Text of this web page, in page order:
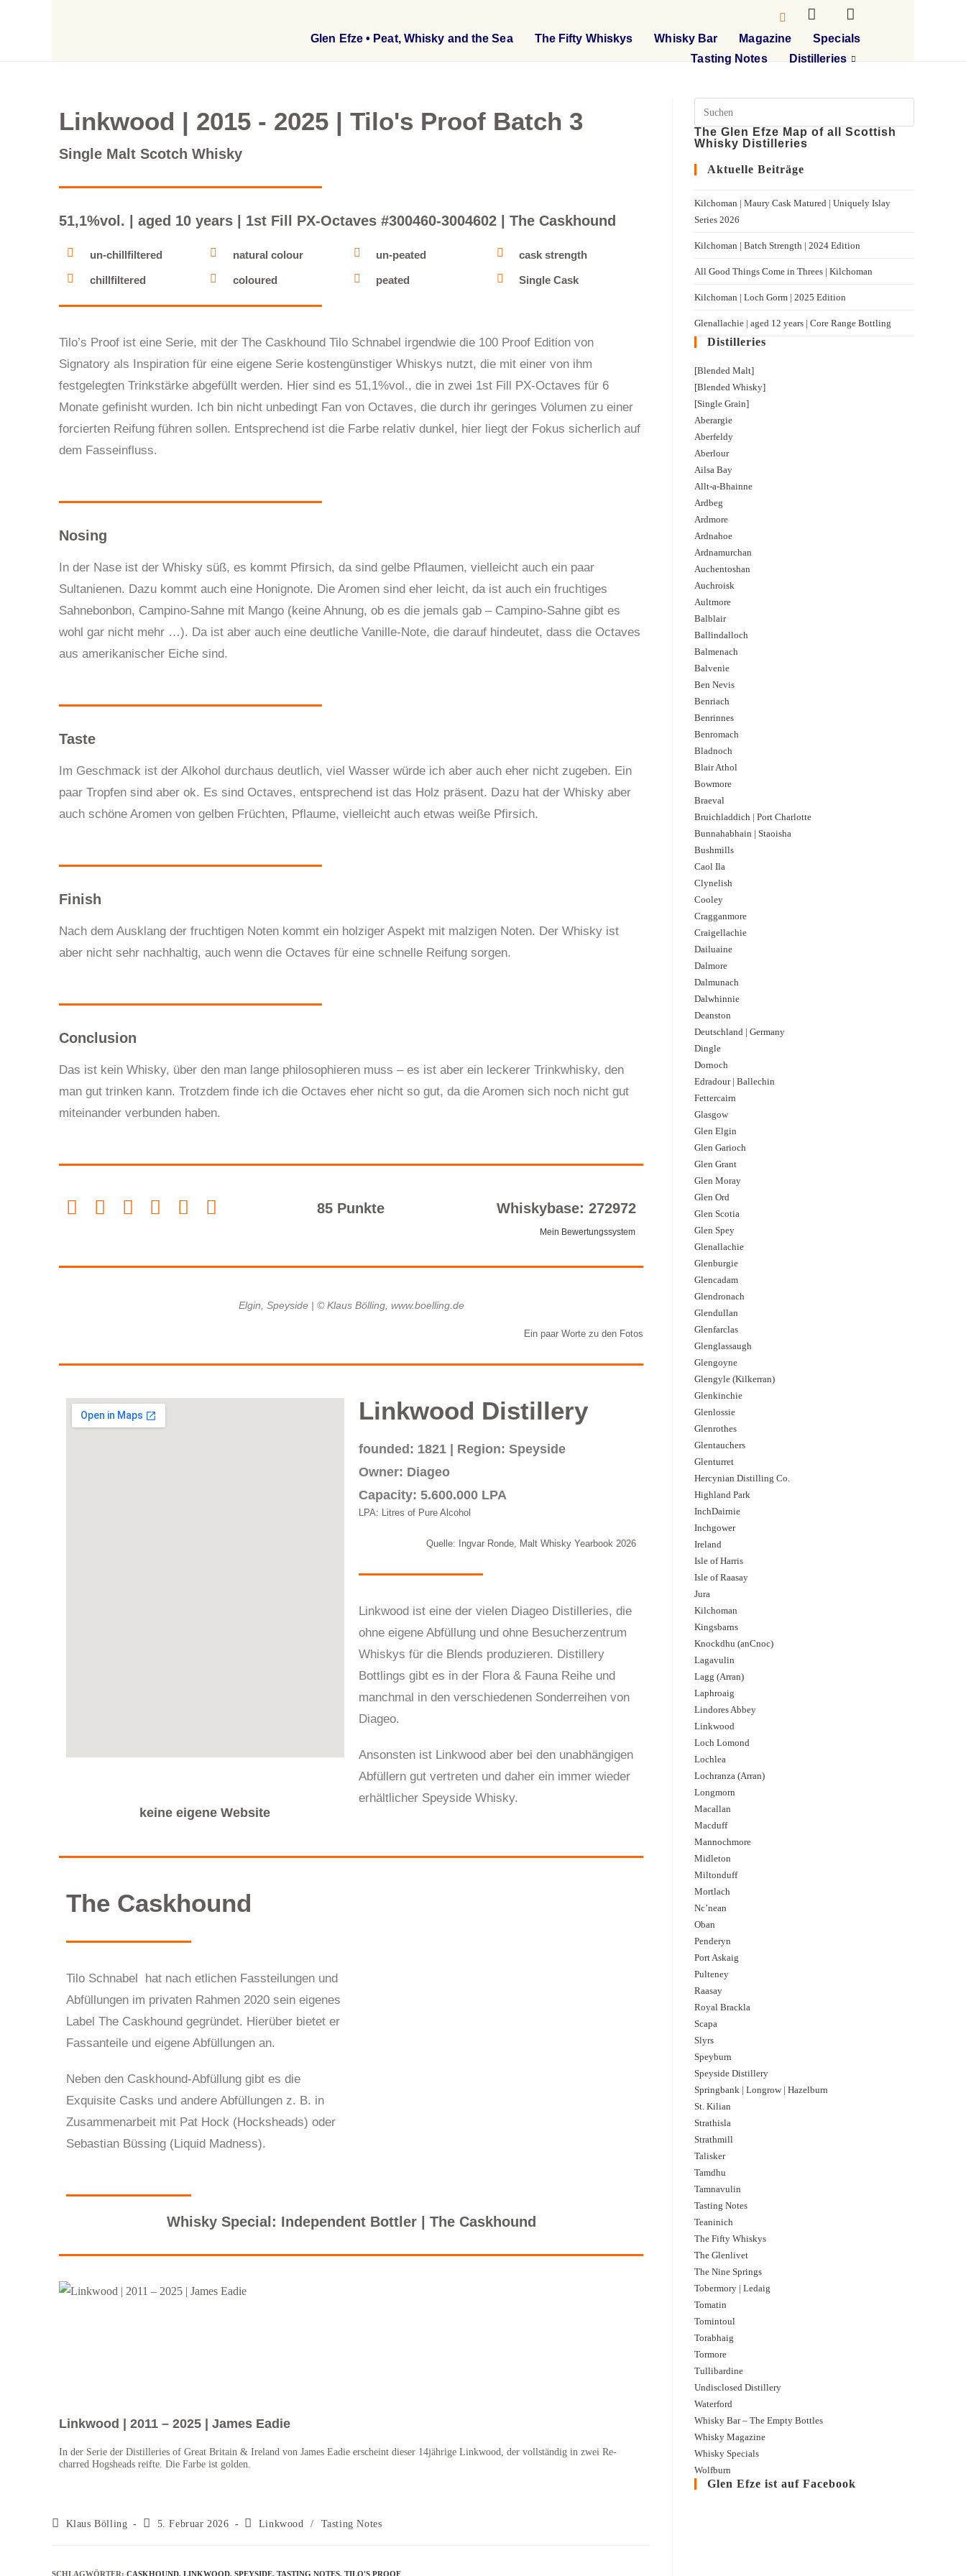
Glen Efze • Peat, Whisky and the Sea The Fifty Whiskys Whisky Bar Magazine
Specials
Tasting Notes
Distilleries
Linkwood | 2015 - 2025 | Tilo's Proof Batch 3
Single Malt Scotch Whisky
51,1%vol. | aged 10 years | 1st Fill PX-Octaves #300460-3004602 | The Caskhound
un-chillfiltered
chillfiltered
natural colour
coloured
un-peated
peated
cask strength
Single Cask
Tilo’s Proof ist eine Serie, mit der The Caskhound Tilo Schnabel irgendwie die 100 Proof Edition von
Signatory als Inspiration für eine eigene Serie kostengünstiger Whiskys nutzt, die mit einer von ihm
festgelegten Trinkstärke abgefüllt werden. Hier sind es 51,1%vol., die in zwei 1st Fill PX-Octaves für 6
Monate gefinisht wurden. Ich bin nicht unbedingt Fan von Octaves, die durch ihr geringes Volumen zu einer
forcierten Reifung führen sollen. Entsprechend ist die Farbe relativ dunkel, hier liegt der Fokus sicherlich auf
dem Fasseinfluss.
Nosing
In der Nase ist der Whisky süß, es kommt Pfirsich, da sind gelbe Pflaumen, vielleicht auch ein paar
Sultanienen. Dazu kommt auch eine Honignote. Die Aromen sind eher leicht, da ist auch ein fruchtiges
Sahnebonbon, Campino-Sahne mit Mango (keine Ahnung, ob es die jemals gab – Campino-Sahne gibt es
wohl gar nicht mehr …). Da ist aber auch eine deutliche Vanille-Note, die darauf hindeutet, dass die Octaves
aus amerikanischer Eiche sind.
Taste
Im Geschmack ist der Alkohol durchaus deutlich, viel Wasser würde ich aber auch eher nicht zugeben. Ein
paar Tropfen sind aber ok. Es sind Octaves, entsprechend ist das Holz präsent. Dazu hat der Whisky aber
auch schöne Aromen von gelben Früchten, Pflaume, vielleicht auch etwas weiße Pfirsich.
Finish
Nach dem Ausklang der fruchtigen Noten kommt ein holziger Aspekt mit malzigen Noten. Der Whisky ist
aber nicht sehr nachhaltig, auch wenn die Octaves für eine schnelle Reifung sorgen.
Conclusion
Das ist kein Whisky, über den man lange philosophieren muss – es ist aber ein leckerer Trinkwhisky, den
man gut trinken kann. Trotzdem finde ich die Octaves eher nicht so gut, da die Aromen sich noch nicht gut
miteinander verbunden haben.
85 Punkte Whiskybase: 272972
Mein Bewertungssystem
Elgin, Speyside | © Klaus Bölling, www.boelling.de
Ein paar Worte zu den Fotos
keine eigene Website
Linkwood Distillery
founded: 1821 | Region: Speyside
Owner: Diageo
Capacity: 5.600.000 LPA
LPA: Litres of Pure Alcohol
Quelle: Ingvar Ronde, Malt Whisky Yearbook 2026
Linkwood ist eine der vielen Diageo Distilleries, die
ohne eigene Abfüllung und ohne Besucherzentrum
Whiskys für die Blends produzieren. Distillery
Bottlings gibt es in der Flora & Fauna Reihe und
manchmal in den verschiedenen Sonderreihen von
Diageo.
Ansonsten ist Linkwood aber bei den unabhängigen
Abfüllern gut vertreten und daher ein immer wieder
erhältlicher Speyside Whisky.
The Caskhound
Tilo Schnabel hat nach etlichen Fassteilungen und
Abfüllungen im privaten Rahmen 2020 sein eigenes
Label The Caskhound gegründet. Hierüber bietet er
Fassanteile und eigene Abfüllungen an.
Neben den Caskhound-Abfüllung gibt es die
Exquisite Casks und andere Abfüllungen z. B. in
Zusammenarbeit mit Pat Hock (Hocksheads) oder
Sebastian Büssing (Liquid Madness).
Whisky Special: Independent Bottler | The Caskhound
Linkwood | 2011 – 2025 | James Eadie
In der Serie der Distilleries of Great Britain & Ireland von James Eadie erscheint dieser 14jährige Linkwood, der vollständig in zwei Re-
charred Hogsheads reifte. Die Farbe ist golden.
Linkwood | aged 17 years | 100 Proof Exceptional
Linkwood ist eine Distillery, von der es keine reguläre Core Range gibt,
Klaus Bölling 5. Februar 2026 Linkwood / Tasting Notes
SCHLAGWÖRTER: CASKHOUND, LINKWOOD, SPEYSIDE, TASTING NOTES, TILO'S PROOF
The Glen Efze Map of all Scottish
Whisky Distilleries
Aktuelle Beiträge
Kilchoman | Maury Cask Matured | Uniquely Islay
Series 2026
Kilchoman | Batch Strength | 2024 Edition
All Good Things Come in Threes | Kilchoman
Kilchoman | Loch Gorm​ | 2025 Edition
Glenallachie | aged 12 years | Core Range Bottling
Distilleries
[Blended Malt]
[Blended Whisky]
[Single Grain]
Aberargie
Aberfeldy
Aberlour
Ailsa Bay
Allt-a-Bhainne
Ardbeg
Ardmore
Ardnahoe
Ardnamurchan
Auchentoshan
Auchroisk
Aultmore
Balblair
Ballindalloch
Balmenach
Balvenie
Ben Nevis
Benriach
Benrinnes
Benromach
Bladnoch
Blair Athol
Bowmore
Braeval
Bruichladdich | Port Charlotte
Bunnahabhain | Staoisha
Bushmills
Caol Ila
Clynelish
Cooley
Cragganmore
Craigellachie
Dailuaine
Dalmore​
Dalmunach
Dalwhinnie
Deanston
Deutschland | Germany
Dingle
Dornoch
Edradour | Ballechin
Fettercairn
Glasgow
Glen Elgin
Glen Garioch
Glen Grant
Glen Moray
Glen Ord
Glen Scotia
Glen Spey
Glenallachie
Glenburgie
Glencadam
Glendronach
Glendullan
Glenfarclas
Glenglassaugh
Glengoyne
Glengyle (Kilkerran)
Glenkinchie
Glenlossie
Glenrothes
Glentauchers
Glenturret
Hercynian Distilling Co.
Highland Park
InchDairnie
Inchgower
Ireland
Isle of Harris
Isle of Raasay
Jura
Kilchoman
Kingsbarns
Knockdhu (anCnoc)
Lagavulin
Lagg (Arran)
Laphroaig
Lindores Abbey
Linkwood
Loch Lomond
Lochlea
Lochranza (Arran)
Longmorn
Macallan
Macduff
Mannochmore
Midleton
Miltonduff
Mortlach
Nc’nean
Oban
Penderyn
Port Askaig
Pulteney
Raasay
Royal Brackla
Scapa
Slyrs
Speyburn
Speyside Distillery
Springbank | Longrow | Hazelburn
St. Kilian
Strathisla
Strathmill
Talisker
Tamdhu
Tamnavulin
Tasting Notes
Teaninich
The Fifty Whiskys
The Glenlivet
The Nine Springs
Tobermory | Ledaig
Tomatin
Tomintoul
Torabhaig
Tormore
Tullibardine
Undisclosed Distillery
Waterford
Whisky Bar – The Empty Bottles
Whisky Magazine
Whisky Specials
Wolfburn
Glen Efze ist auf Facebook